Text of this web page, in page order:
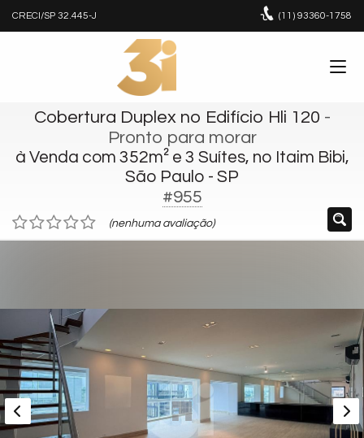
CRECI/SP 32.445-J (11) 93360-1758
Cobertura Duplex no Edifício Hli 120 -
Pronto para morar
à Venda com 352m² e 3 Suítes, no Itaim Bibi,
São Paulo - SP
#955
(nenhuma avaliação)